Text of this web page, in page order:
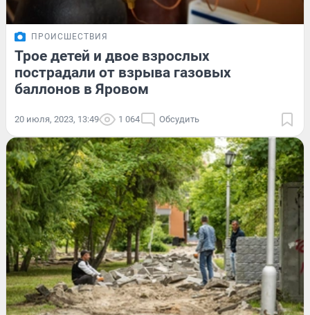
ПРОИСШЕСТВИЯ
Трое детей и двое взрослых
пострадали от взрыва газовых
баллонов в Яровом
20 июля, 2023, 13:49 1 064 Обсудить